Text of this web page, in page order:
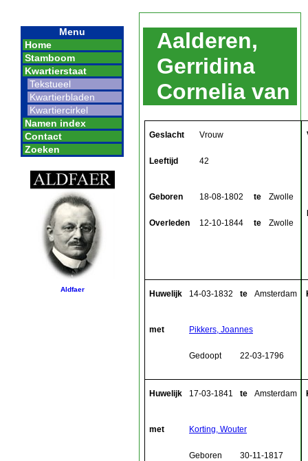
Menu
Home
Stamboom
Kwartierstaat
Tekstueel
Kwartierbladen
Kwartiercirkel
Namen index
Contact
Zoeken
Aldfaer
Aalderen,
Gerridina
Cornelia van
Geslacht Vrouw
Leeftijd 42
Geboren 18-08-1802 te Zwolle
Overleden 12-10-1844 te Zwolle
Huwelijk 14-03-1832 te Amsterdam
met Pikkers, Joannes
Gedoopt 22-03-1796
Huwelijk 17-03-1841 te Amsterdam
met Korting, Wouter
Geboren 30-11-1817